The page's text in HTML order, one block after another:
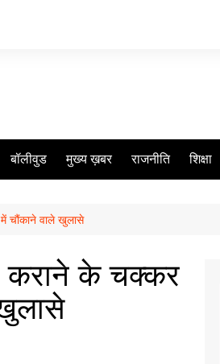
बॉलीवुड मुख्य ख़बर राजनीति शिक्षा
चौंकाने वाले खुलासे
कराने के चक्कर